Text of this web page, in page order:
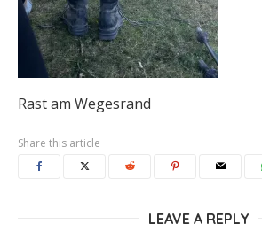
Rast am Wegesrand
Share this article
LEAVE A REPLY